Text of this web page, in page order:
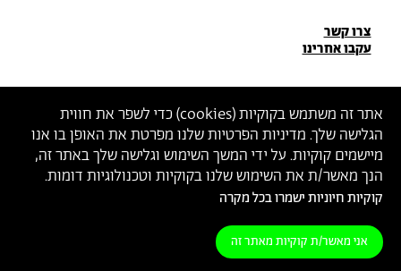
אתר זה משתמש בקוקיות (cookies) כדי לשפר את חווית
הגלישה שלך. מדיניות הפרטיות שלנו מפרטת את האופן בו אנו
מיישמים קוקיות. על ידי המשך השימוש וגלישה שלך באתר זה,
הנך מאשר/ת את השימוש שלנו בקוקיות וטכנולוגיות דומות.
קוקיות חיוניות ישמרו בכל מקרה
אני מאשר/ת קוקיות מאתר זה
פרטי
יצירת
קשר
צרו קשר
עקבו אחרינו
הצטרפו לניוזלטר שלנו
הכניסו כתובת מייל
ההצטרפות מהווה הסכמה למדיניות הפרטיות ול תנאי השימוש של בצלאל
הצהרת נגישות מדיניות פרטיות